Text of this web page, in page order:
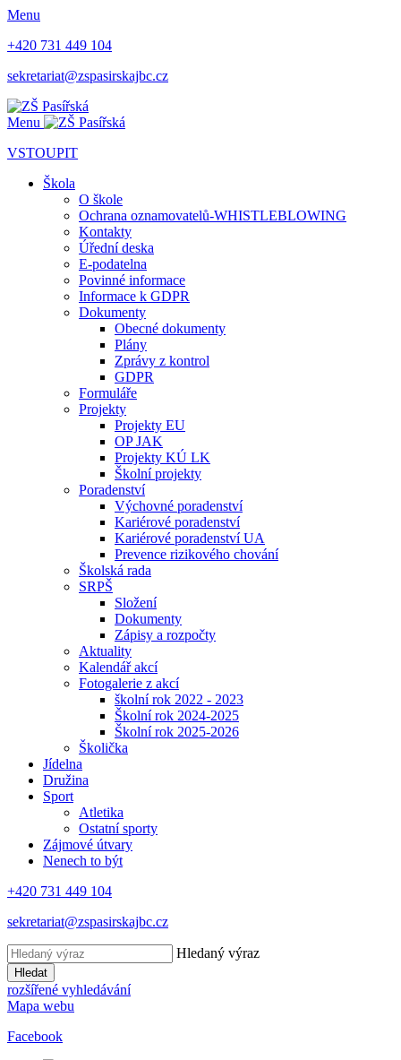
Menu
+420 731 449 104
sekretariat@zspasirskajbc.cz
Menu
VSTOUPIT
Škola
O škole
Ochrana oznamovatelů-WHISTLEBLOWING
Kontakty
Úřední deska
E-podatelna
Povinné informace
Informace k GDPR
Dokumenty
Obecné dokumenty
Plány
Zprávy z kontrol
GDPR
Formuláře
Projekty
Projekty EU
OP JAK
Projekty KÚ LK
Školní projekty
Poradenství
Výchovné poradenství
Kariérové poradenství
Kariérové poradenství UA
Prevence rizikového chování
Školská rada
SRPŠ
Složení
Dokumenty
Zápisy a rozpočty
Aktuality
Kalendář akcí
Fotogalerie z akcí
školní rok 2022 - 2023
Školní rok 2024-2025
Školní rok 2025-2026
Školička
Jídelna
Družina
Sport
Atletika
Ostatní sporty
Zájmové útvary
Nenech to být
+420 731 449 104
sekretariat@zspasirskajbc.cz
Hledaný výraz
Hledat
rozšířené vyhledávání
Mapa webu
Facebook